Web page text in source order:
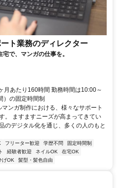
ト業務のディレクター
で、マンガの仕事を。
月あたり160時間 勤務時間は10:00～
）の固定時間制
ンガ制作における、様々なサポート
。 ますますニーズが高まってきてい
のデジタル化を通じ、多くの人のもと
フリーター歓迎 学歴不問
固定時間制
経験者歓迎 ネイルOK
在宅OK
げOK 髪型・髪色自由